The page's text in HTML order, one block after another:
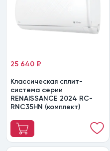
Классическая сплит-
система серии
RENAISSANCE 2024 RC-
RNС35HN (комплект)
25 640 ₽